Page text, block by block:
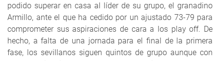
podido superar en casa al líder de su grupo, el granadino
Armillo, ante el que ha cedido por un ajustado 73-79 para
comprometer sus aspiraciones de cara a los play off. De
hecho, a falta de una jornada para el final de la primera
fase, los sevillanos siguen quintos de grupo aunque con